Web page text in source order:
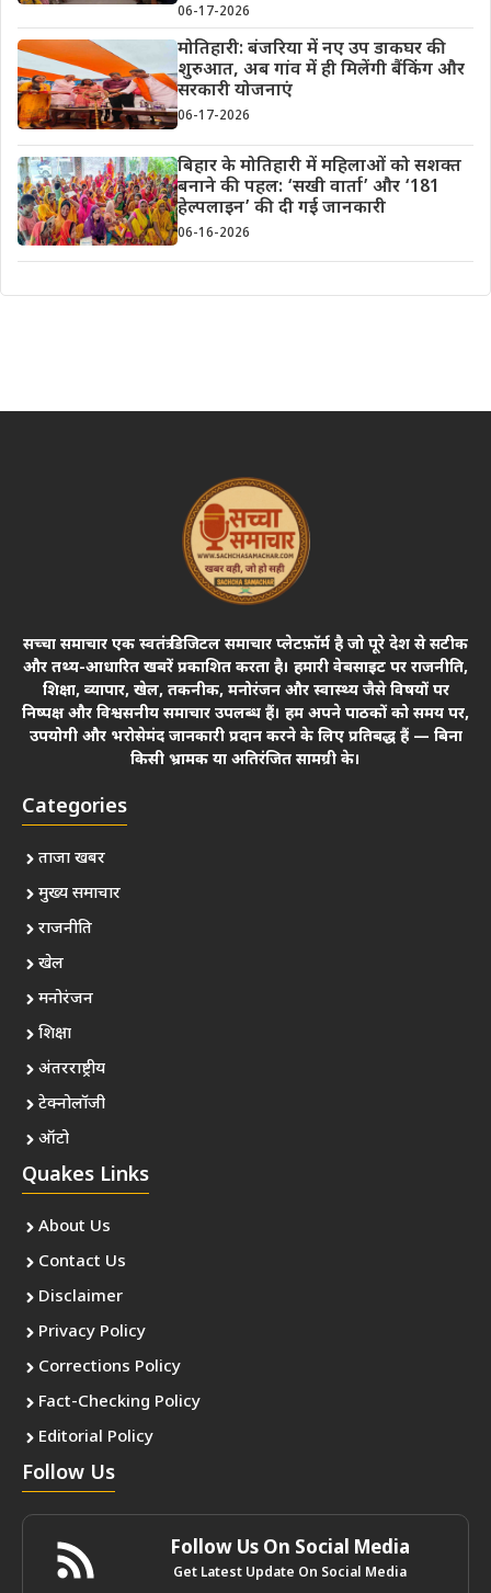
06-17-2026
मोतिहारी: बंजरिया में नए उप डाकघर की
शुरुआत, अब गांव में ही मिलेंगी बैंकिंग और
सरकारी योजनाएं
06-17-2026
बिहार के मोतिहारी में महिलाओं को सशक्त
बनाने की पहल: ‘सखी वार्ता’ और ‘181
हेल्पलाइन’ की दी गई जानकारी
06-16-2026
सच्चा समाचार एक स्वतंत्र डिजिटल समाचार प्लेटफ़ॉर्म है जो पूरे देश से सटीक
और तथ्य-आधारित खबरें प्रकाशित करता है। हमारी वेबसाइट पर राजनीति,
शिक्षा, व्यापार, खेल, तकनीक, मनोरंजन और स्वास्थ्य जैसे विषयों पर
निष्पक्ष और विश्वसनीय समाचार उपलब्ध हैं। हम अपने पाठकों को समय पर,
उपयोगी और भरोसेमंद जानकारी प्रदान करने के लिए प्रतिबद्ध हैं — बिना
किसी भ्रामक या अतिरंजित सामग्री के।
Categories
ताजा खबर
मुख्य समाचार
राजनीति
खेल
मनोरंजन
शिक्षा
अंतरराष्ट्रीय
टेक्नोलॉजी
ऑटो
Quakes Links
About Us
Contact Us
Disclaimer
Privacy Policy
Corrections Policy
Fact-Checking Policy
Editorial Policy
Follow Us
Follow Us On Social Media
Get Latest Update On Social Media